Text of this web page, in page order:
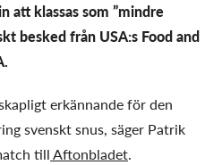
att klassas som ”mindre
besked från USA:s Food and
erkännande för den
svenskt snus, säger Patrik
tillAftonbladet.